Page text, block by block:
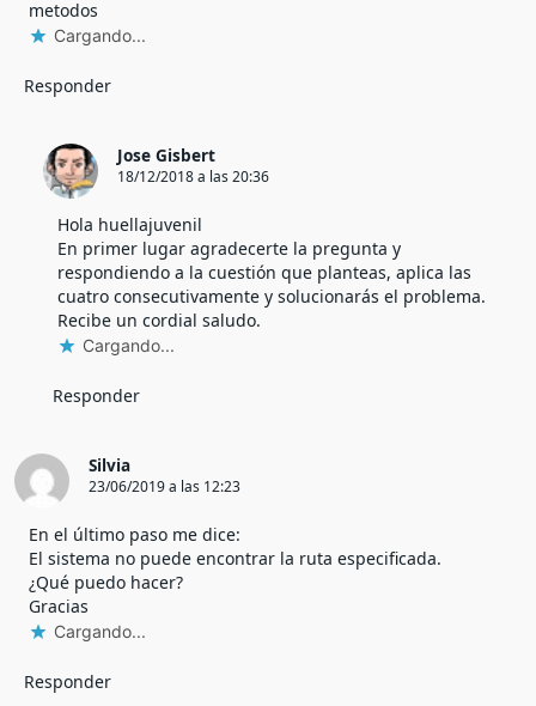
metodos
Cargando...
Responder
Jose Gisbert
18/12/2018 a las 20:36
Hola huellajuvenil
En primer lugar agradecerte la pregunta y
respondiendo a la cuestión que planteas, aplica las
cuatro consecutivamente y solucionarás el problema.
Recibe un cordial saludo.
Cargando...
Responder
Silvia
23/06/2019 a las 12:23
En el último paso me dice:
El sistema no puede encontrar la ruta especificada.
¿Qué puedo hacer?
Gracias
Cargando...
Responder